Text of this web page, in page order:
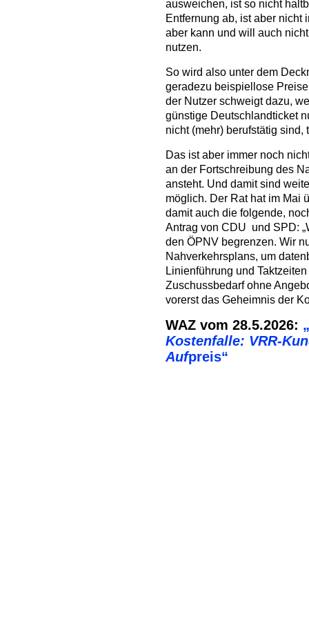
ausweichen, ist so nicht
Entfernung ab, ist aber nicht
aber kann und will auch
nutzen.
So wird also unter dem
geradezu beispiellose
der Nutzer schweigt dazu,
günstige Deutschlandticket
nicht (mehr) berufstätig sind,
Das ist aber immer noch
an der Fortschreibung des
ansteht. Und damit sind
möglich. Der Rat hat im Mai
damit auch die folgende,
Antrag von CDU und SPD:
den ÖPNV begrenzen. Wir
Nahverkehrsplans, um
Linienführung und
Zuschussbedarf ohne
vorerst das Geheimnis der
WAZ vom 28.5.2026: „
Kostenfalle: VRR-
Aufpreis“